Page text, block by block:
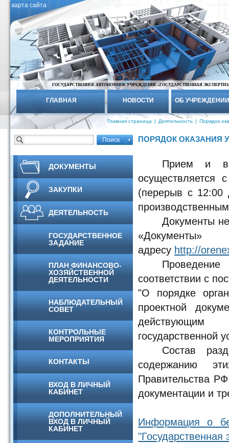
карта сайта
ГОСУДАРСТВЕННОЕ АВТОНОМНОЕ УЧРЕЖДЕНИЕ «ГОСУДАРСТВЕННАЯ
ГЛАВНАЯ НОВОСТИ ОБ УЧРЕЖДЕНИИ
Главная страница | Деятельность | Порядок
ДОКУМЕНТЫ
ЗАКУПКИ
ДЕЯТЕЛЬНОСТЬ
ГОСУДАРСТВЕННОЕ
ЗАДАНИЕ
ПЛАН ФИНАНСОВО-
ХОЗЯЙСТВЕННОЙ
ДЕЯТЕЛЬНОСТИ
НАБЛЮДАТЕЛЬНЫЙ
СОВЕТ
КОНТРОЛЬНЫЕ
МЕРОПРИЯТИЯ
КОНТАКТЫ
ВХОД В ЛИЧНЫЙ
КАБИНЕТ
ДОПОЛНИТЕЛЬНЫЙ
ВХОД В ЛИЧНЫЙ
КАБИНЕТ
ПОРЯДОК ОКАЗАНИЯ
Прием и
осуществляется
(перерыв с 12:00
Документы
адресу http://
Проведение
соответствии с
"О порядке
проектной
действующим
государственной
Состав
содержанию
Правительства
документации и
Информация о
"Государственная